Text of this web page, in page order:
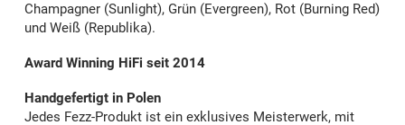
Champagner (Sunlight), Grün (Evergreen), Rot (Burning Red)
und Weiß (Republika).
Award Winning HiFi seit 2014
Handgefertigt in Polen
Jedes Fezz-Produkt ist ein exklusives Meisterwerk, mit